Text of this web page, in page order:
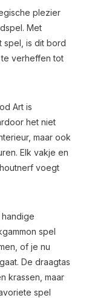
plezier
Met
spel, is dit bord
verheffen tot
Art is
het niet
maar ook
Elk vakje en
voegt
spel
of je nu
De draagtas
krassen, maar
spel